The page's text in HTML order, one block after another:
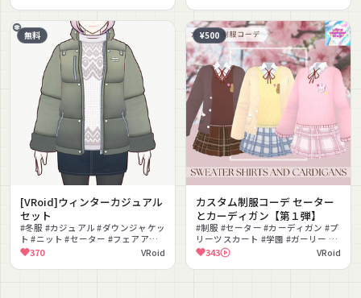
無料
[VRoid]ウィンターカジュアル
セット
#冬服 #カジュアル #ダウンジャケッ
ト #ニット #セーター #フェアアイ
ル #無料 #もこもこ #カーキ #ナチュ
370 VRoid
¥500
カスタム制服コーデ セーター
とカーディガン【第１弾】
#制服 #セーター #カーディガン #プ
リーツスカート #学園 #ガーリー #
パステル #春服 #色変え #VRoid
343 VRoid